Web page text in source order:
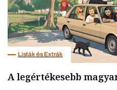
Listák és Extrák
A legértékesebb